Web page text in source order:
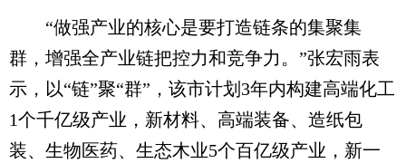
“做强产业的核心是要打造链条的集聚集
群，增强全产业链把控力和竞争力。”张宏雨表
示，以“链”聚“群”，该市计划3年内构建高端化工
1个千亿级产业，新材料、高端装备、造纸包
装、生物医药、生态木业5个百亿级产业，新一